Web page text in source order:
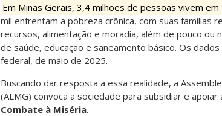
Em Minas Gerais, 3,4 milhões de pessoas vivem em
mil enfrentam a pobreza crônica, com suas famílias
recursos, alimentação e moradia, além de pouco ou
de saúde, educação e saneamento básico. Os
federal, de maio de 2025.
Buscando dar resposta a essa realidade, a
(ALMG) convoca a sociedade para subsidiar e apoiar
Combate à Miséria.